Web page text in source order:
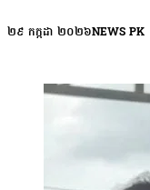
ផ្ទះថ្មទាបផ្ទាល់ដី ប្រ
និមិត្តរូបនៃ ការរីកចម្
រស់នៅក្នុងលំនៅឋានដែល
ការរស់នៅ និងប្រកបរប
ជាង ៣ ឆ្នាំ គ្រួសាររ
ល្អប្រសើរជាងនេះ បើ
២៩ កក្កដា ២០២៦NEWS PK